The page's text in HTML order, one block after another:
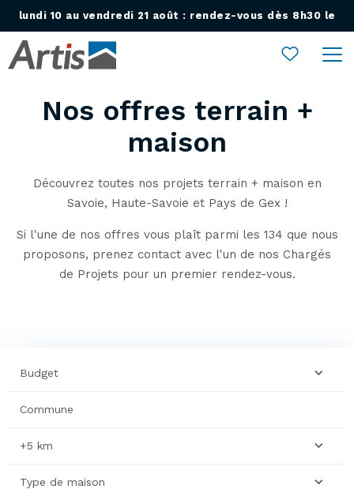
lundi 10 au vendredi 21 août : rendez-vous dès 8h30 le
Ouvrir le menu
Nos offres terrain +
maison
Découvrez toutes nos projets terrain + maison en
Savoie, Haute-Savoie et Pays de Gex !
Si l'une de nos offres vous plaît parmi les 134 que nous
proposons, prenez contact avec l'un de nos Chargés
de Projets pour un premier rendez-vous.
Budget
+5 km
Type de maison